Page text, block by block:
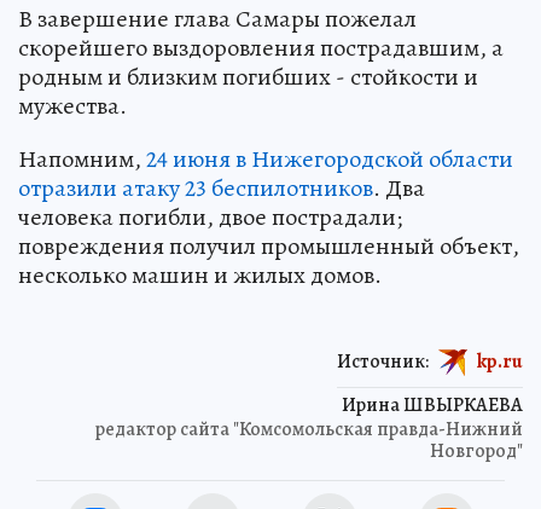
В завершение глава Самары пожелал
скорейшего выздоровления пострадавшим, а
родным и близким погибших - стойкости и
мужества.
Напомним,24 июня в Нижегородской области
отразили атаку 23 беспилотников. Два
человека погибли, двое пострадали;
повреждения получил промышленный объект,
несколько машин и жилых домов.
Ирина ШВЫРКАЕВА
редактор сайта "Комсомольская правда-Нижний
Новгород"
Источник: kp.ru